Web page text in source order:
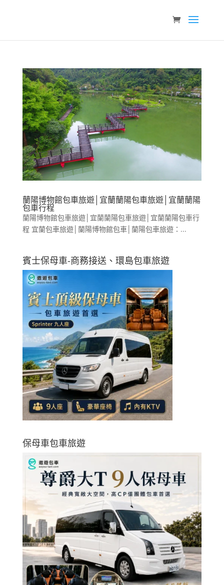
蘭陽博物館包車旅遊│宜蘭蘭陽包車旅遊│宜蘭蘭陽
包車行程
蘭陽博物館包車旅遊│宜蘭蘭陽包車旅遊│宜蘭蘭陽包車行
程 宜蘭包車旅遊│蘭陽博物館包車│蘭陽包車旅遊：...
賓士保母車-商務接送、環島包車旅遊
保母車包車旅遊